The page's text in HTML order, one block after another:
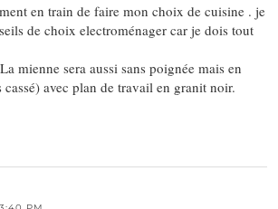
en train de faire mon choix de cuisine . je
de choix electroménager car je dois tout
mienne sera aussi sans poignée mais en
avec plan de travail en granit noir.